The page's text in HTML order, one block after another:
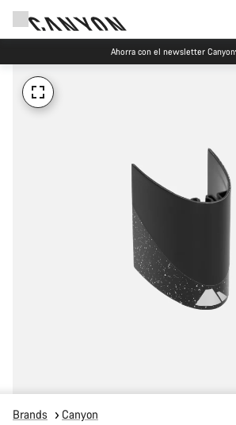
Ahorra con el newsletter Canyon
Brands Canyon